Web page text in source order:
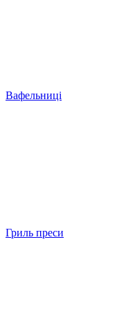
Вафельниці
Гриль преси